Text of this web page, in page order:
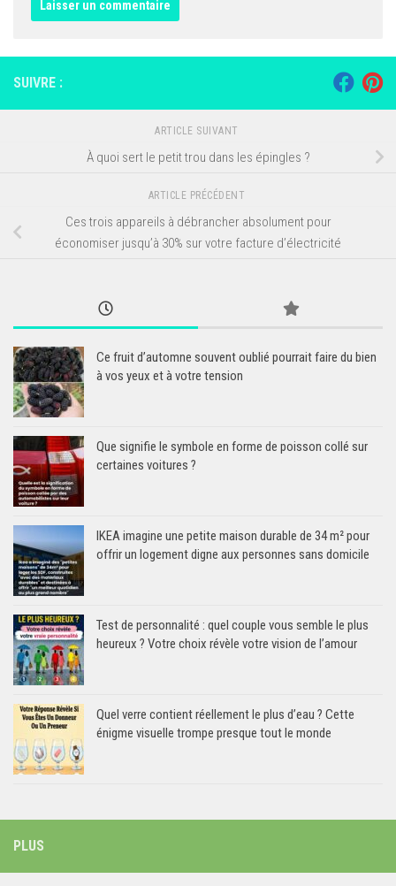
SUIVRE :
ARTICLE SUIVANT
À quoi sert le petit trou dans les épingles ?
ARTICLE PRÉCÉDENT
Ces trois appareils à débrancher absolument pour
économiser jusqu’à 30% sur votre facture d’électricité
Ce fruit d’automne souvent oublié pourrait faire du bien
à vos yeux et à votre tension
Que signifie le symbole en forme de poisson collé sur
certaines voitures ?
IKEA imagine une petite maison durable de 34 m² pour
offrir un logement digne aux personnes sans domicile
Test de personnalité : quel couple vous semble le plus
heureux ? Votre choix révèle votre vision de l’amour
Quel verre contient réellement le plus d’eau ? Cette
énigme visuelle trompe presque tout le monde
PLUS